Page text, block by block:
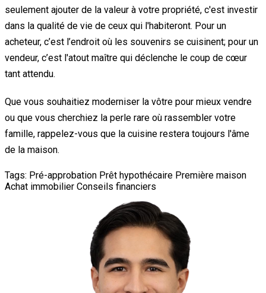
seulement ajouter de la valeur à votre propriété, c'est investir
dans la qualité de vie de ceux qui l'habiteront. Pour un
acheteur, c’est l’endroit où les souvenirs se cuisinent; pour un
vendeur, c’est l'atout maître qui déclenche le coup de cœur
tant attendu.
Que vous souhaitiez moderniser la vôtre pour mieux vendre
ou que vous cherchiez la perle rare où rassembler votre
famille, rappelez-vous que la cuisine restera toujours l'âme
de la maison.
Tags: Pré-approbation Prêt hypothécaire Première maison
Achat immobilier Conseils financiers